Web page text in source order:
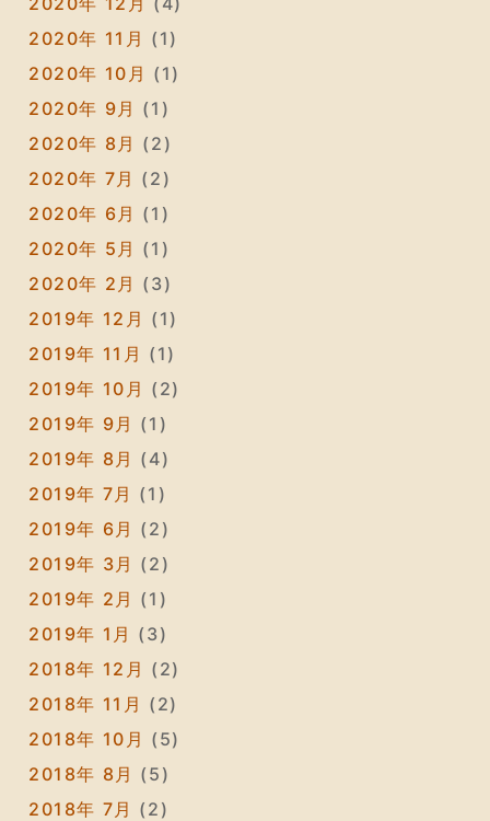
2020年 11月 (1)
2020年 10月 (1)
2020年 9月 (1)
2020年 8月 (2)
2020年 7月 (2)
2020年 6月 (1)
2020年 5月 (1)
2020年 2月 (3)
2019年 12月 (1)
2019年 11月 (1)
2019年 10月 (2)
2019年 9月 (1)
2019年 8月 (4)
2019年 7月 (1)
2019年 6月 (2)
2019年 3月 (2)
2019年 2月 (1)
2019年 1月 (3)
2018年 12月 (2)
2018年 11月 (2)
2018年 10月 (5)
2018年 8月 (5)
2018年 7月 (2)